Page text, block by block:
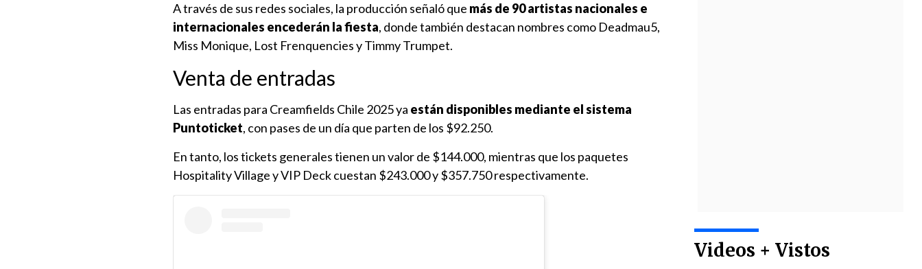
Videos + Vistos
A través de sus redes sociales, la producción señaló que más de 90 artistas nacionales e
internacionales encederán la fiesta, donde también destacan nombres como Deadmau5,
Miss Monique, Lost Frenquencies y Timmy Trumpet.
Venta de entradas
Las entradas para Creamfields Chile 2025 ya están disponibles mediante el sistema
Puntoticket, con pases de un día que parten de los $92.250.
En tanto, los tickets generales tienen un valor de $144.000, mientras que los paquetes
Hospitality Village y VIP Deck cuestan $243.000 y $357.750 respectivamente.